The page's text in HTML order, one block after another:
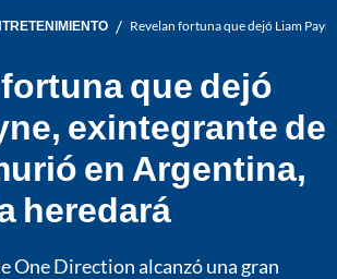
/ Revelan fortuna que dejó Liam
que dejó
exintegrante de
en Argentina,
heredará
One Direction alcanzó una gran